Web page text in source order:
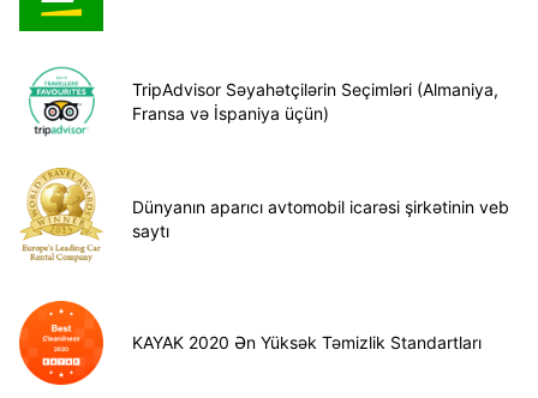
TripAdvisor Səyahətçilərin Seçimləri (Almaniya,
Fransa və İspaniya üçün)
Dünyanın aparıcı avtomobil icarəsi şirkətinin veb
saytı
KAYAK 2020 Ən Yüksək Təmizlik Standartları